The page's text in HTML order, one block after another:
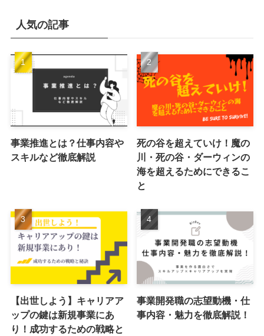
人気の記事
事業推進とは？仕事内容や
スキルなど徹底解説
死の谷を超えていけ！魔の
川・死の谷・ダーウィンの
海を超えるためにできるこ
と
【出世しよう】キャリアア
ップの鍵は新規事業にあ
り！成功するための戦略と
事業開発職の志望動機・仕
事内容・魅力を徹底解説！